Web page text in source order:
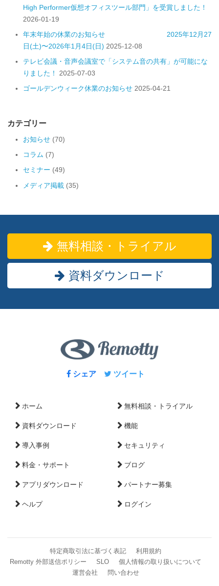
High Performer仮想オフィスツール部門」を受賞しました！
2026-01-19
年末年始の休業のお知らせ 2025年12月27
日(土)〜2026年1月4日(日) 2025-12-08
テレビ会議・音声会議室で「システム音の共有」が可能にな
りました！
2025-07-03
ゴールデンウィーク休業のお知らせ 2025-04-21
カテゴリー
お知らせ (70)
コラム (7)
セミナー (49)
メディア掲載 (35)
無料相談・トライアル
資料ダウンロード
シェア ツイート
ホーム 無料相談・トライアル
資料ダウンロード 機能
導入事例 セキュリティ
料金・サポート ブログ
アプリダウンロード パートナー募集
ヘルプ ログイン
特定商取引法に基づく表記
利用規約
Remotty 外部送信ポリシー
SLO
個人情報の取り扱いについて
運営会社
問い合わせ